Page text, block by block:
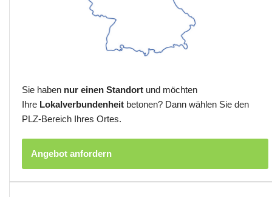
Sie haben nur einen Standort und möchten
Ihre Lokalverbundenheit betonen? Dann wählen Sie den
PLZ-Bereich Ihres Ortes.
Angebot anfordern